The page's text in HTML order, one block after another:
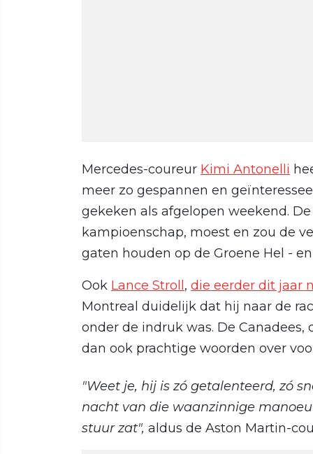
Mercedes-coureur Kimi Antonelli
meer zo gespannen en
gekeken als afgelopen weekend.
kampioenschap, moest en zou de
gaten houden op de Groene Hel -
Ook Lance Stroll , die eerder dit jaar
Montreal duidelijk dat hij naar de
onder de indruk was. De
dan ook prachtige woorden over
"Weet je, hij is zó getalenteerd, zó
nacht van die waanzinnige
stuur zat", aldus de Aston Martin-